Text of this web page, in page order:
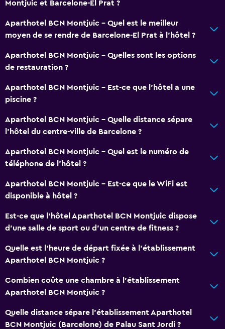
Montjuic et Barcelone-El Prat ?
Aparthotel BCN Montjuic - Quel est le meilleur
moyen de se rendre de Barcelone-El Prat à l’hôtel ?
Aparthotel BCN Montjuic - Quelles sont les options
de restauration ?
Aparthotel BCN Montjuic - Est-ce que l’hôtel a une
piscine ?
Aparthotel BCN Montjuic - Quelle distance sépare
l’hôtel du centre-ville de Barcelone ?
Aparthotel BCN Montjuic - Quel est le numéro de
téléphone de l’hôtel ?
Aparthotel BCN Montjuic - Est-ce que le WiFi est
disponible à hôtel ?
Est-ce que l’hôtel Aparthotel BCN Montjuic dispose
d’une salle de sport ou d’un centre de fitness ?
Quelle est l'heure de départ fixée à l'établissement
Aparthotel BCN Montjuic ?
Combien coûte une chambre à l'établissement
Aparthotel BCN Montjuic ?
Quelle distance sépare l'établissement Aparthotel
BCN Montjuic (Barcelone) de Palau Sant Jordi ?